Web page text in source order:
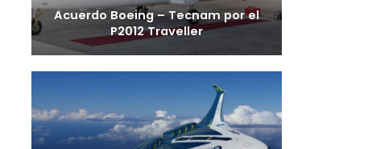
Acuerdo Boeing – Tecnam por el
P2012 Traveller